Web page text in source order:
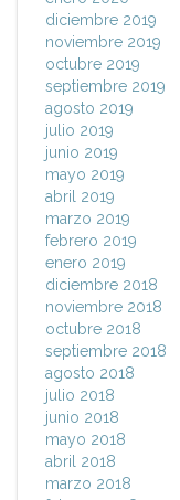
diciembre 2019
noviembre 2019
octubre 2019
septiembre 2019
agosto 2019
julio 2019
junio 2019
mayo 2019
abril 2019
marzo 2019
febrero 2019
enero 2019
diciembre 2018
noviembre 2018
octubre 2018
septiembre 2018
agosto 2018
julio 2018
junio 2018
mayo 2018
abril 2018
marzo 2018